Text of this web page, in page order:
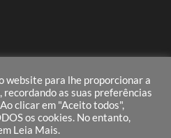
18:00
agendamento
website para lhe proporcionar a
as suas preferências
clicar em "Aceito todos",
os cookies. No entanto,
Leia Mais.